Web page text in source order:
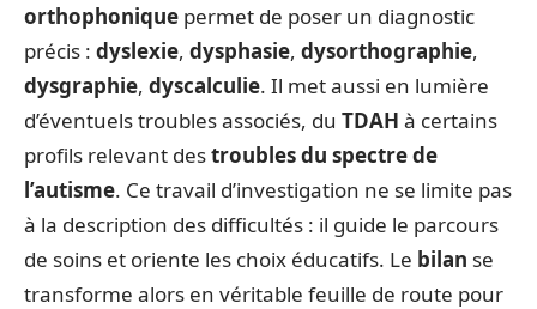
orthophonique permet de poser un diagnostic
précis : dyslexie, dysphasie, dysorthographie,
dysgraphie, dyscalculie. Il met aussi en lumière
d’éventuels troubles associés, du TDAH à certains
profils relevant destroubles du spectre de
l’autisme. Ce travail d’investigation ne se limite pas
à la description des difficultés : il guide le parcours
de soins et oriente les choix éducatifs. Le bilan se
transforme alors en véritable feuille de route pour